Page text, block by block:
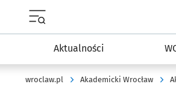
Menu główne portalu
Aktualności
wroclaw.pl Akademicki Wrocław